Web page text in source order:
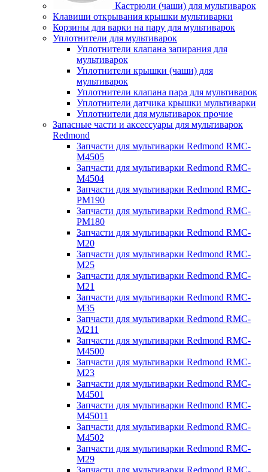
Кастрюли (чаши) для мультиварок
Клавиши открывания крышки мультиварки
Корзины для варки на пару для мультиварок
Уплотнители для мультиварок
Уплотнители клапана запирания для
мультиварок
Уплотнители крышки (чаши) для
мультиварок
Уплотнители клапана пара для мультиварок
Уплотнители датчика крышки мультиварки
Уплотнители для мультиварок прочие
Запасные части и аксессуары для мультиварок
Redmond
Запчасти для мультиварки Redmond RMC-
M4505
Запчасти для мультиварки Redmond RMC-
M4504
Запчасти для мультиварки Redmond RMC-
PM190
Запчасти для мультиварки Redmond RMC-
PM180
Запчасти для мультиварки Redmond RMC-
M20
Запчасти для мультиварки Redmond RMC-
M25
Запчасти для мультиварки Redmond RMC-
M21
Запчасти для мультиварки Redmond RMC-
M35
Запчасти для мультиварки Redmond RMC-
M211
Запчасти для мультиварки Redmond RMC-
M4500
Запчасти для мультиварки Redmond RMC-
M23
Запчасти для мультиварки Redmond RMC-
M4501
Запчасти для мультиварки Redmond RMC-
M45011
Запчасти для мультиварки Redmond RMC-
M4502
Запчасти для мультиварки Redmond RMC-
M29
Запчасти для мультиварки Redmond RMC-